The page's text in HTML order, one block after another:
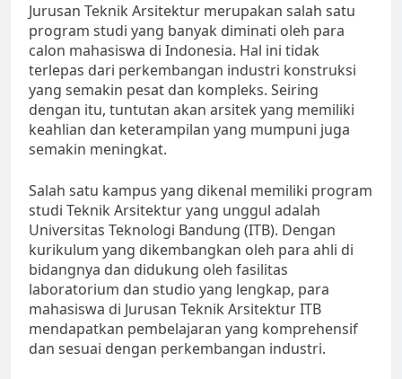
Jurusan Teknik Arsitektur merupakan salah satu
program studi yang banyak diminati oleh para
calon mahasiswa di Indonesia. Hal ini tidak
terlepas dari perkembangan industri konstruksi
yang semakin pesat dan kompleks. Seiring
dengan itu, tuntutan akan arsitek yang memiliki
keahlian dan keterampilan yang mumpuni juga
semakin meningkat.
Salah satu kampus yang dikenal memiliki program
studi Teknik Arsitektur yang unggul adalah
Universitas Teknologi Bandung (ITB). Dengan
kurikulum yang dikembangkan oleh para ahli di
bidangnya dan didukung oleh fasilitas
laboratorium dan studio yang lengkap, para
mahasiswa di Jurusan Teknik Arsitektur ITB
mendapatkan pembelajaran yang komprehensif
dan sesuai dengan perkembangan industri.